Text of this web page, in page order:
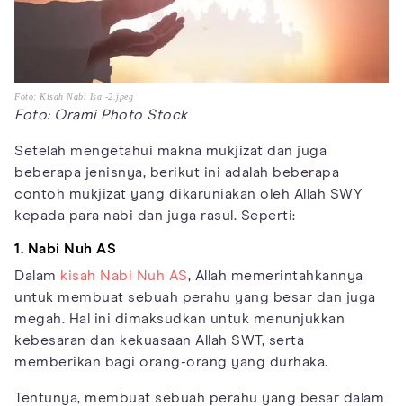
Foto: Kisah Nabi Isa -2.jpeg
Foto: Orami Photo Stock
Setelah mengetahui makna mukjizat dan juga
beberapa jenisnya, berikut ini adalah beberapa
contoh mukjizat yang dikaruniakan oleh Allah SWY
kepada para nabi dan juga rasul. Seperti:
1. Nabi Nuh AS
Dalam kisah Nabi Nuh AS, Allah memerintahkannya
untuk membuat sebuah perahu yang besar dan juga
megah. Hal ini dimaksudkan untuk menunjukkan
kebesaran dan kekuasaan Allah SWT, serta
memberikan bagi orang-orang yang durhaka.
Tentunya, membuat sebuah perahu yang besar dalam